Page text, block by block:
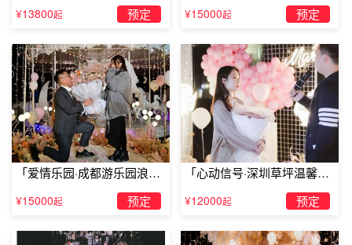
他”，求婚成功率可是杠杠的。
婚」
¥13800起 预定 婚」
¥15000起 预定
「爱情乐园·成都游乐园浪漫
¥15000起 预定
「心动信号·深圳草坪温馨求
¥12000起 预定